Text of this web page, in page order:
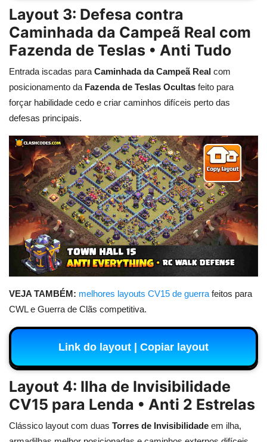
Layout 3: Defesa contra
Caminhada da Campeã Real com
Fazenda de Teslas • Anti Tudo
Entrada iscadas para Caminhada da Campeã Real com
posicionamento da Fazenda de Teslas Ocultas feito para
forçar habilidade cedo e criar caminhos difíceis perto das
defesas principais.
VEJA TAMBÉM: melhores layouts CV15 de guerra feitos para
CWL e Guerra de Clãs competitiva.
Link do layout | Copiar layout
Layout 4: Ilha de Invisibilidade
CV15 para Lenda • Anti 2 Estrelas
Clássico layout com duas Torres de Invisibilidade em ilha,